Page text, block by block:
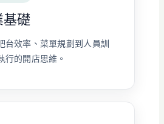
基礎
台效率、菜單規劃到人員訓
行的開店思維。